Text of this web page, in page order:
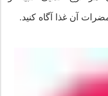
آن غذا آگاه کنید.